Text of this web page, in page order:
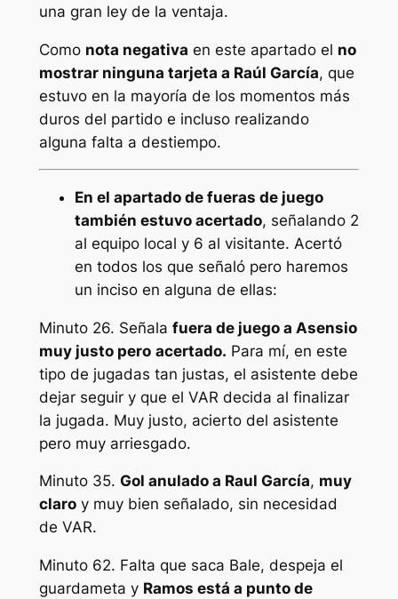
una gran ley de la ventaja.
Como nota negativa en este apartado el no
mostrar ninguna tarjeta a Raúl García, que
estuvo en la mayoría de los momentos más
duros del partido e incluso realizando
alguna falta a destiempo.
En el apartado de fueras de juego
también estuvo acertado, señalando 2
al equipo local y 6 al visitante. Acertó
en todos los que señaló pero haremos
un inciso en alguna de ellas:
Minuto 26. Señala fuera de juego a Asensio
muy justo pero acertado. Para mí, en este
tipo de jugadas tan justas, el asistente debe
dejar seguir y que el VAR decida al finalizar
la jugada. Muy justo, acierto del asistente
pero muy arriesgado.
Minuto 35. Gol anulado a Raul García, muy
claroy muy bien señalado, sin necesidad
de VAR.
Minuto 62. Falta que saca Bale, despeja el
guardameta y Ramos está a punto de